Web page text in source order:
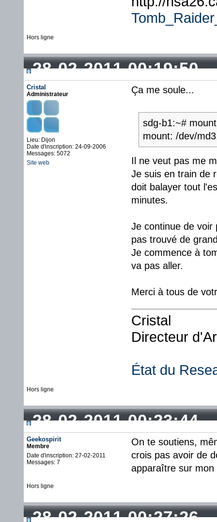
Hors ligne
28-02-2011 00:19:50
Cristal
Administrateur
Lieu: Dijon
Date d'inscription: 24-09-2006
Messages: 5072
Site web
Ça me soule...
sdg-b1:~#
mount: /dev/
Il ne veut pas me
Je suis en train de
doit balayer tout
minutes.
Je continue de voir
pas trouvé de
Je commence à
va pas aller.
Merci à tous de
Cristal
Directeur
État du
Hors ligne
28-02-2011 00:23:44
Geekospirit
Membre
Date d'inscription: 27-02-2011
Messages: 7
On te soutiens,
crois pas avoir de
apparaître sur mon
Hors ligne
28-02-2011 00:27:26